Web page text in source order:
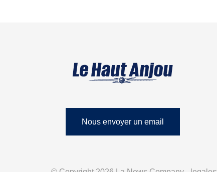
Nous envoyer un email